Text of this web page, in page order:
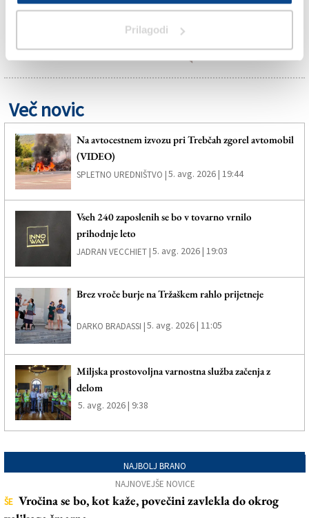
Prilagodi
Več novic
Na avtocestnem izvozu pri Trebčah zgorel avtomobil
(VIDEO)
SPLETNO UREDNIŠTVO |5. avg. 2026 | 19:44
Vseh 240 zaposlenih se bo v tovarno vrnilo
prihodnje leto
JADRAN VECCHIET |5. avg. 2026 | 19:03
Brez vroče burje na Tržaškem rahlo prijetneje
DARKO BRADASSI |5. avg. 2026 | 11:05
Miljska prostovoljna varnostna služba začenja z
delom
5. avg. 2026 | 9:38
NAJBOLJ BRANO
NAJNOVEJŠE NOVICE
ŠE Vročina se bo, kot kaže, povečini zavlekla do okrog